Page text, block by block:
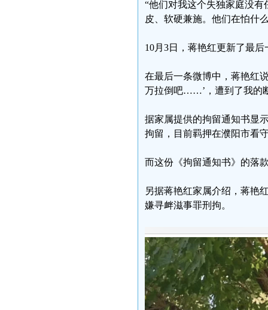
“他们对我这个失独家庭没
皮、软硬兼施。他们在怕什
10月3日，蒋艳红更新了最
在最后一条微博中，蒋艳红
万拉倒吧……’，遭到了我的
据家属提供的拘留通知书显
拘留，目前羁押在濮阳市看
而这份《拘留通知书》的落
另据蒋艳红家属介绍，蒋艳
嫌寻衅滋事罪刑拘。